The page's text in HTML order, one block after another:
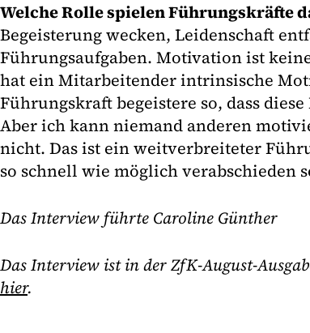
Welche Rolle spielen Führungskräfte
Begeisterung wecken, Leidenschaft
Führungsaufgaben. Motivation ist
hat ein Mitarbeitender intrinsische
Führungskraft begeistere so, dass
Aber ich kann niemand anderen
nicht. Das ist ein weitverbreiteter
so schnell wie möglich verabschieden
Das Interview führte Caroline Günther
Das Interview ist in der ZfK-August-
hier.